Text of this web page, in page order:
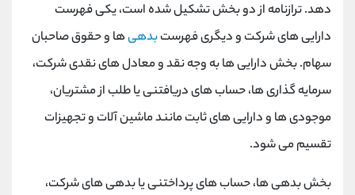
دهد. ترازنامه از دو بخش تشکیل شده است، یکی فهرست
دارایی های شرکت و دیگری فهرستبدهیها و حقوق صاحبان
سهام. بخش دارایی ها به وجه نقد و معادل های نقدی شرکت،
سرمایه گذاری ها، حساب های دریافتنی یا طلب از مشتریان،
موجودی ها و دارایی های ثابت مانند ماشین آلات و تجهیزات
تقسیم می شود.
بخش بدهی ها، حساب های پرداختنی یا بدهی های شرکت،